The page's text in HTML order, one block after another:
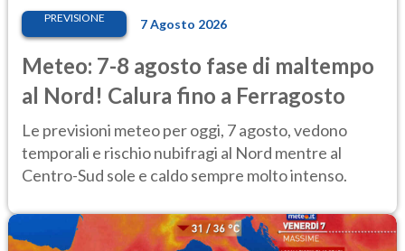
PREVISIONE 7 Agosto 2026
Meteo: 7-8 agosto fase di maltempo
al Nord! Calura fino a Ferragosto
Le previsioni meteo per oggi, 7 agosto, vedono
temporali e rischio nubifragi al Nord mentre al
Centro-Sud sole e caldo sempre molto intenso.